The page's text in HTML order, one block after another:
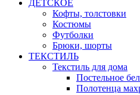
ДЕТСКОЕ
Кофты, толстовки
Костюмы
Футболки
Брюки, шорты
ТЕКСТИЛЬ
Текстиль для дома
Постельное
Полотенца